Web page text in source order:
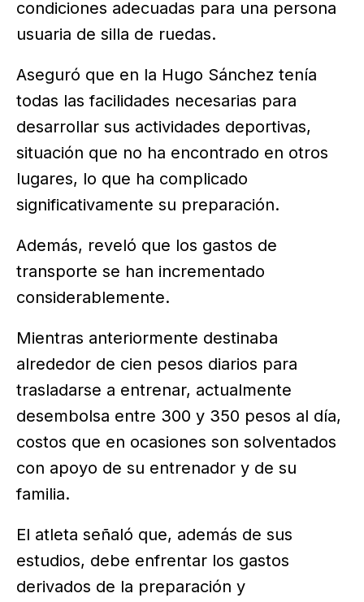
condiciones adecuadas para una persona
usuaria de silla de ruedas.
Aseguró que en la Hugo Sánchez tenía
todas las facilidades necesarias para
desarrollar sus actividades deportivas,
situación que no ha encontrado en otros
lugares, lo que ha complicado
significativamente su preparación.
Además, reveló que los gastos de
transporte se han incrementado
considerablemente.
Mientras anteriormente destinaba
alrededor de cien pesos diarios para
trasladarse a entrenar, actualmente
desembolsa entre 300 y 350 pesos al día,
costos que en ocasiones son solventados
con apoyo de su entrenador y de su
familia.
El atleta señaló que, además de sus
estudios, debe enfrentar los gastos
derivados de la preparación y